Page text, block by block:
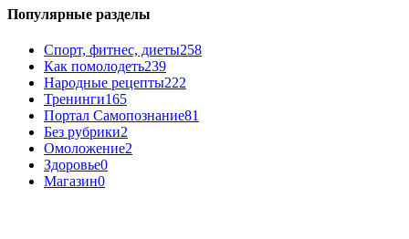
Популярные разделы
Спорт, фитнес, диеты258
Как помолодеть239
Народные рецепты222
Тренинги165
Портал Самопознание81
Без рубрики2
Омоложение2
Здоровье0
Магазин0